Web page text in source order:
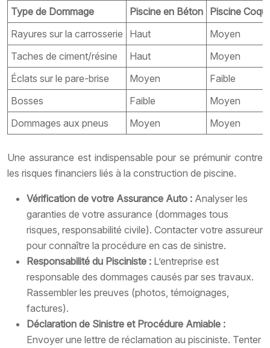
Type de Dommage Piscine en Béton Piscine
Rayures sur la carrosserie
Haut
Moyen
Taches de ciment/résine
Haut
Moyen
Éclats sur le pare-brise
Moyen
Faible
Bosses
Faible
Moyen
Dommages aux pneus
Moyen Moyen
Une assurance est indispensable pour se prémunir contre
les risques financiers liés à la construction de piscine.
Vérification de votre Assurance Auto : Analyser les
garanties de votre assurance (dommages tous
risques, responsabilité civile). Contacter votre assureur
pour connaître la procédure en cas de sinistre.
Responsabilité du Pisciniste : L’entreprise est
responsable des dommages causés par ses travaux.
Rassembler les preuves (photos, témoignages,
factures).
Déclaration de Sinistre et Procédure Amiable :
Envoyer une lettre de réclamation au pisciniste. Tenter